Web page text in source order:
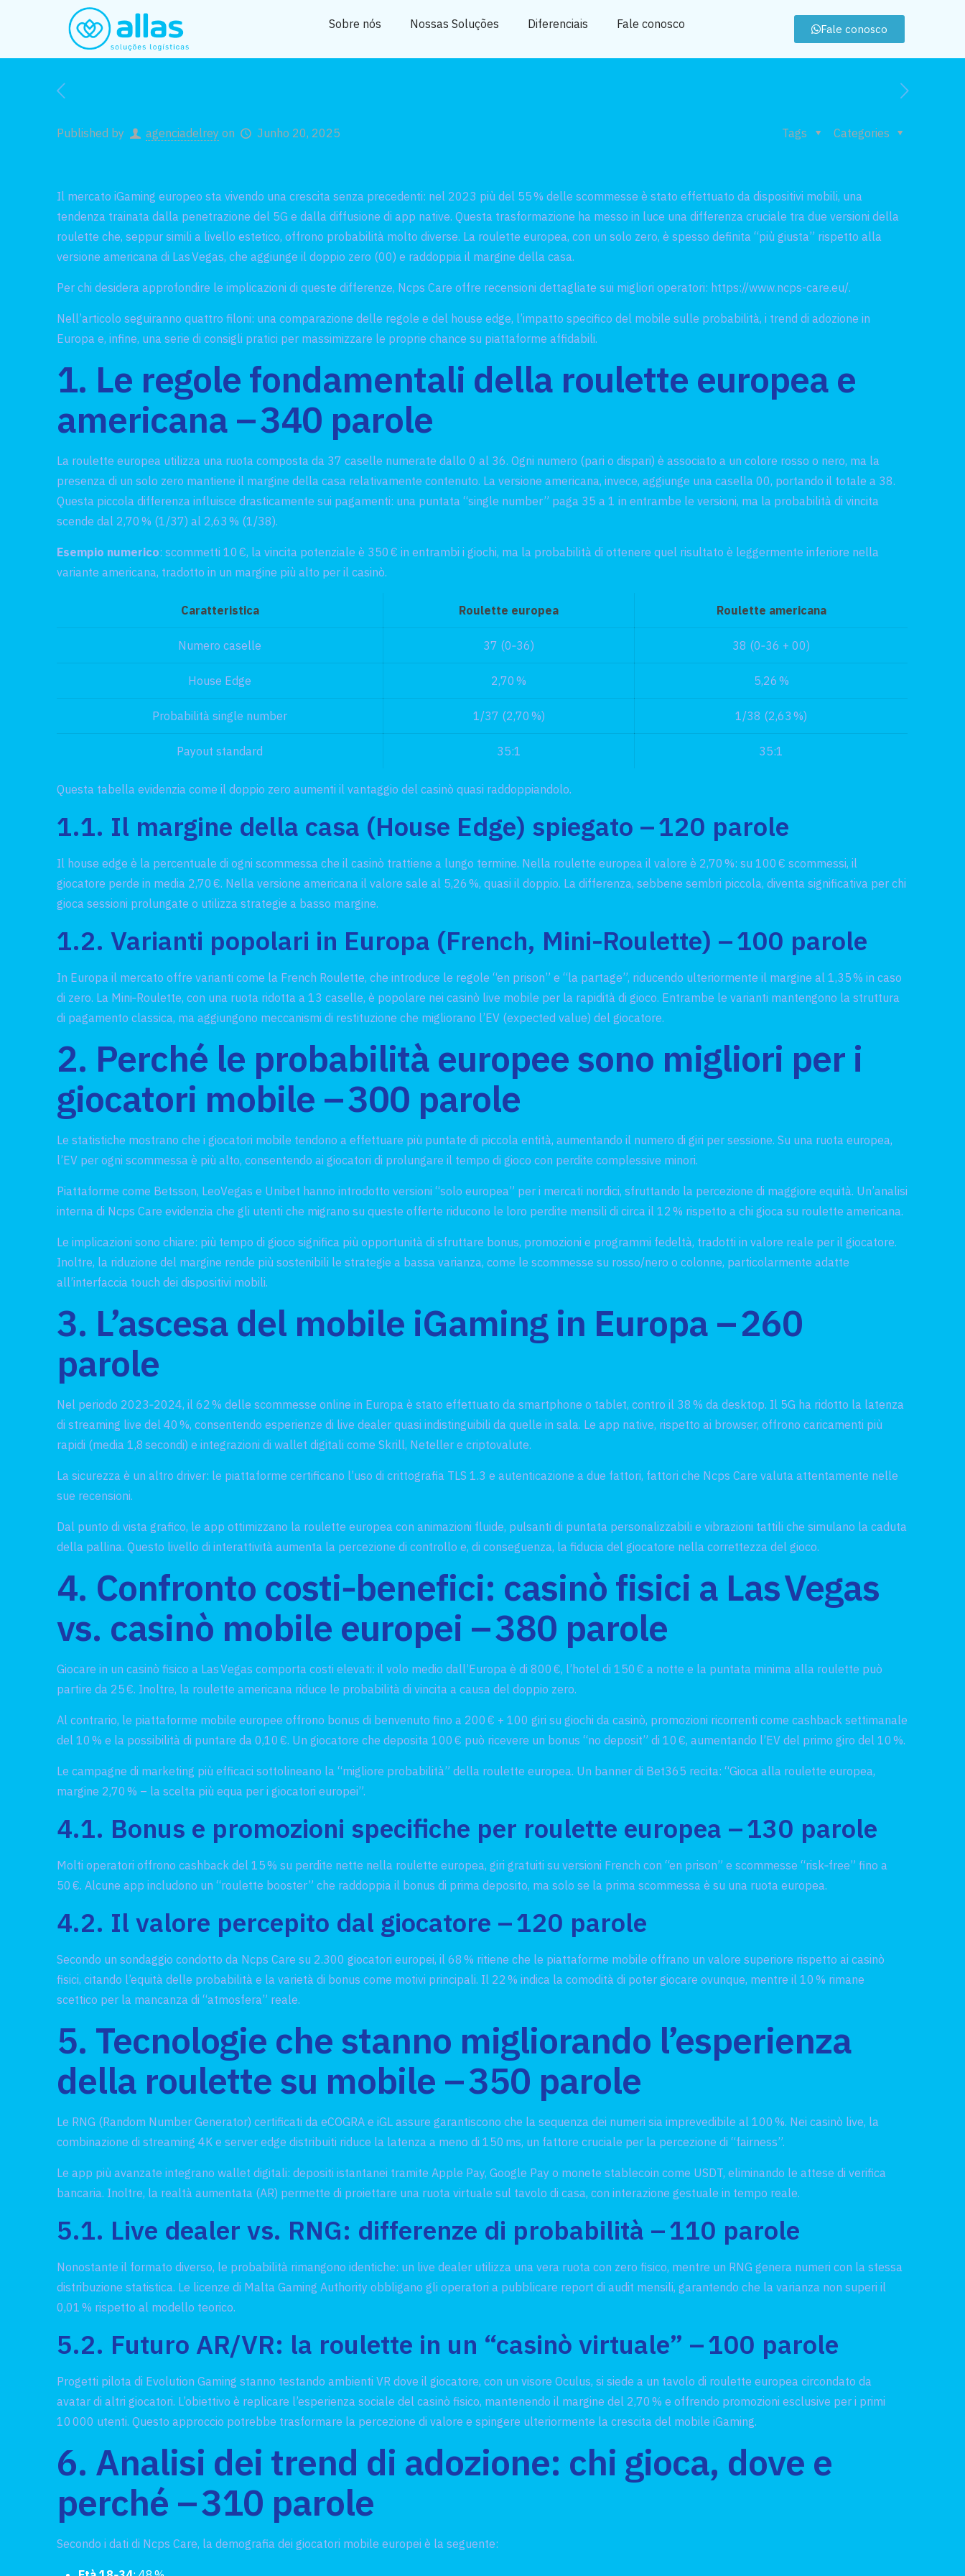
Sobre nós Nossas Soluções Diferenciais Fale conosco Fale conosco
Published by agenciadelrey on Junho 20, 2025 Categories
Tags
Il mercato iGaming europeo sta vivendo una crescita senza precedenti: nel 2023 più del 55 % delle scommesse è stato effettuato da dispositivi mobili, una
tendenza trainata dalla penetrazione del 5G e dalla diffusione di app native. Questa trasformazione ha messo in luce una differenza cruciale tra due versioni della
roulette che, seppur simili a livello estetico, offrono probabilità molto diverse. La roulette europea, con un solo zero, è spesso definita “più giusta” rispetto alla
versione americana di Las Vegas, che aggiunge il doppio zero (00) e raddoppia il margine della casa.
Per chi desidera approfondire le implicazioni di queste differenze, Ncps Care offre recensioni dettagliate sui migliori operatori: https://www.ncps-care.eu/.
Nell’articolo seguiranno quattro filoni: una comparazione delle regole e del house edge, l’impatto specifico del mobile sulle probabilità, i trend di adozione in
Europa e, infine, una serie di consigli pratici per massimizzare le proprie chance su piattaforme affidabili.
1. Le regole fondamentali della roulette europea e
americana – 340 parole
La roulette europea utilizza una ruota composta da 37 caselle numerate dallo 0 al 36. Ogni numero (pari o dispari) è associato a un colore rosso o nero, ma la
presenza di un solo zero mantiene il margine della casa relativamente contenuto. La versione americana, invece, aggiunge una casella 00, portando il totale a 38.
Questa piccola differenza influisce drasticamente sui pagamenti: una puntata “single number” paga 35 a 1 in entrambe le versioni, ma la probabilità di vincita
scende dal 2,70 % (1/37) al 2,63 % (1/38).
Esempio numerico: scommetti 10 €, la vincita potenziale è 350 € in entrambi i giochi, ma la probabilità di ottenere quel risultato è leggermente inferiore nella
variante americana, tradotto in un margine più alto per il casinò.
Caratteristica Roulette europea Roulette americana
Numero caselle 37 (0‑36) 38 (0‑36 + 00)
House Edge 2,70 % 5,26 %
Probabilità single number 1/37 (2,70 %) 1/38 (2,63 %)
Payout standard 35:1 35:1
Questa tabella evidenzia come il doppio zero aumenti il vantaggio del casinò quasi raddoppiandolo.
1.1. Il margine della casa (House Edge) spiegato – 120 parole
Il house edge è la percentuale di ogni scommessa che il casinò trattiene a lungo termine. Nella roulette europea il valore è 2,70 %: su 100 € scommessi, il
giocatore perde in media 2,70 €. Nella versione americana il valore sale al 5,26 %, quasi il doppio. La differenza, sebbene sembri piccola, diventa significativa per chi
gioca sessioni prolungate o utilizza strategie a basso margine.
1.2. Varianti popolari in Europa (French, Mini‑Roulette) – 100 parole
In Europa il mercato offre varianti come la French Roulette, che introduce le regole “en prison” e “la partage”, riducendo ulteriormente il margine al 1,35 % in caso
di zero. La Mini‑Roulette, con una ruota ridotta a 13 caselle, è popolare nei casinò live mobile per la rapidità di gioco. Entrambe le varianti mantengono la struttura
di pagamento classica, ma aggiungono meccanismi di restituzione che migliorano l’EV (expected value) del giocatore.
2. Perché le probabilità europee sono migliori per i
giocatori mobile – 300 parole
Le statistiche mostrano che i giocatori mobile tendono a effettuare più puntate di piccola entità, aumentando il numero di giri per sessione. Su una ruota europea,
l’EV per ogni scommessa è più alto, consentendo ai giocatori di prolungare il tempo di gioco con perdite complessive minori.
Piattaforme come Betsson, LeoVegas e Unibet hanno introdotto versioni “solo europea” per i mercati nordici, sfruttando la percezione di maggiore equità. Un’analisi
interna di Ncps Care evidenzia che gli utenti che migrano su queste offerte riducono le loro perdite mensili di circa il 12 % rispetto a chi gioca su roulette americana.
Le implicazioni sono chiare: più tempo di gioco significa più opportunità di sfruttare bonus, promozioni e programmi fedeltà, tradotti in valore reale per il giocatore.
Inoltre, la riduzione del margine rende più sostenibili le strategie a bassa varianza, come le scommesse su rosso/nero o colonne, particolarmente adatte
all’interfaccia touch dei dispositivi mobili.
3. L’ascesa del mobile iGaming in Europa – 260
parole
Nel periodo 2023‑2024, il 62 % delle scommesse online in Europa è stato effettuato da smartphone o tablet, contro il 38 % da desktop. Il 5G ha ridotto la latenza
di streaming live del 40 %, consentendo esperienze di live dealer quasi indistinguibili da quelle in sala. Le app native, rispetto ai browser, offrono caricamenti più
rapidi (media 1,8 secondi) e integrazioni di wallet digitali come Skrill, Neteller e criptovalute.
La sicurezza è un altro driver: le piattaforme certificano l’uso di crittografia TLS 1.3 e autenticazione a due fattori, fattori che Ncps Care valuta attentamente nelle
sue recensioni.
Dal punto di vista grafico, le app ottimizzano la roulette europea con animazioni fluide, pulsanti di puntata personalizzabili e vibrazioni tattili che simulano la caduta
della pallina. Questo livello di interattività aumenta la percezione di controllo e, di conseguenza, la fiducia del giocatore nella correttezza del gioco.
4. Confronto costi‑benefici: casinò fisici a Las Vegas
vs. casinò mobile europei – 380 parole
Giocare in un casinò fisico a Las Vegas comporta costi elevati: il volo medio dall’Europa è di 800 €, l’hotel di 150 € a notte e la puntata minima alla roulette può
partire da 25 €. Inoltre, la roulette americana riduce le probabilità di vincita a causa del doppio zero.
Al contrario, le piattaforme mobile europee offrono bonus di benvenuto fino a 200 € + 100 giri su giochi da casinò, promozioni ricorrenti come cashback settimanale
del 10 % e la possibilità di puntare da 0,10 €. Un giocatore che deposita 100 € può ricevere un bonus “no deposit” di 10 €, aumentando l’EV del primo giro del 10 %.
Le campagne di marketing più efficaci sottolineano la “migliore probabilità” della roulette europea. Un banner di Bet365 recita: “Gioca alla roulette europea,
margine 2,70 % – la scelta più equa per i giocatori europei”.
4.1. Bonus e promozioni specifiche per roulette europea – 130 parole
Molti operatori offrono cashback del 15 % su perdite nette nella roulette europea, giri gratuiti su versioni French con “en prison” e scommesse “risk‑free” fino a
50 €. Alcune app includono un “roulette booster” che raddoppia il bonus di prima deposito, ma solo se la prima scommessa è su una ruota europea.
4.2. Il valore percepito dal giocatore – 120 parole
Secondo un sondaggio condotto da Ncps Care su 2.300 giocatori europei, il 68 % ritiene che le piattaforme mobile offrano un valore superiore rispetto ai casinò
fisici, citando l’equità delle probabilità e la varietà di bonus come motivi principali. Il 22 % indica la comodità di poter giocare ovunque, mentre il 10 % rimane
scettico per la mancanza di “atmosfera” reale.
5. Tecnologie che stanno migliorando l’esperienza
della roulette su mobile – 350 parole
Le RNG (Random Number Generator) certificati da eCOGRA e iGL assure garantiscono che la sequenza dei numeri sia imprevedibile al 100 %. Nei casinò live, la
combinazione di streaming 4K e server edge distribuiti riduce la latenza a meno di 150 ms, un fattore cruciale per la percezione di “fairness”.
Le app più avanzate integrano wallet digitali: depositi istantanei tramite Apple Pay, Google Pay o monete stablecoin come USDT, eliminando le attese di verifica
bancaria. Inoltre, la realtà aumentata (AR) permette di proiettare una ruota virtuale sul tavolo di casa, con interazione gestuale in tempo reale.
5.1. Live dealer vs. RNG: differenze di probabilità – 110 parole
Nonostante il formato diverso, le probabilità rimangono identiche: un live dealer utilizza una vera ruota con zero fisico, mentre un RNG genera numeri con la stessa
distribuzione statistica. Le licenze di Malta Gaming Authority obbligano gli operatori a pubblicare report di audit mensili, garantendo che la varianza non superi il
0,01 % rispetto al modello teorico.
5.2. Futuro AR/VR: la roulette in un “casinò virtuale” – 100 parole
Progetti pilota di Evolution Gaming stanno testando ambienti VR dove il giocatore, con un visore Oculus, si siede a un tavolo di roulette europea circondato da
avatar di altri giocatori. L’obiettivo è replicare l’esperienza sociale del casinò fisico, mantenendo il margine del 2,70 % e offrendo promozioni esclusive per i primi
10 000 utenti. Questo approccio potrebbe trasformare la percezione di valore e spingere ulteriormente la crescita del mobile iGaming.
6. Analisi dei trend di adozione: chi gioca, dove e
perché – 310 parole
Secondo i dati di Ncps Care, la demografia dei giocatori mobile europei è la seguente: